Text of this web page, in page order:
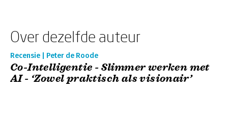
Over dezelfde auteur
Recensie | Peter de Roode
Co-Intelligentie - Slimmer werken met
AI - ‘Zowel praktisch als visionair’